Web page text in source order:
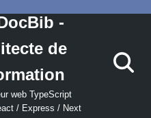
-
de
web TypeScript
/ Express / Next